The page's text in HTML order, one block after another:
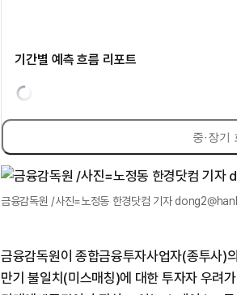
기간별 예측 흐름 리포트
중·장기
금융감독원 /사진=노정동 한경닷컴 기자
금융감독원이 종합금융투자사업자(종투사)
만기 불일치(미스매칭)에 대한 투자자 우려